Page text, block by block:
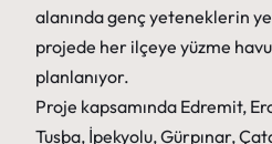
alanında genç yeteneklerin
projede her ilçeye yüzme
planlanıyor.
Proje kapsamında Edremit,
Tuşba, İpekyolu, Gürpınar,